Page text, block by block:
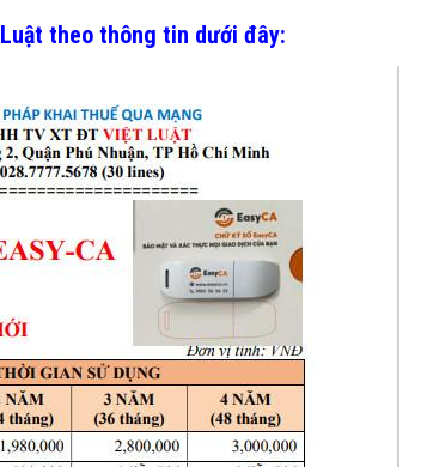
theo thông tin dưới đây: